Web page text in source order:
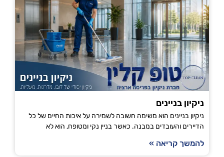
ניקיון בניינים
ניקיון בניינים הוא משימה חשובה לשמירה על איכות החיים של כל
הדיירים והעובדים במבנה. כאשר בניין נקי ומטופח, הוא לא
להמשך קריאה »